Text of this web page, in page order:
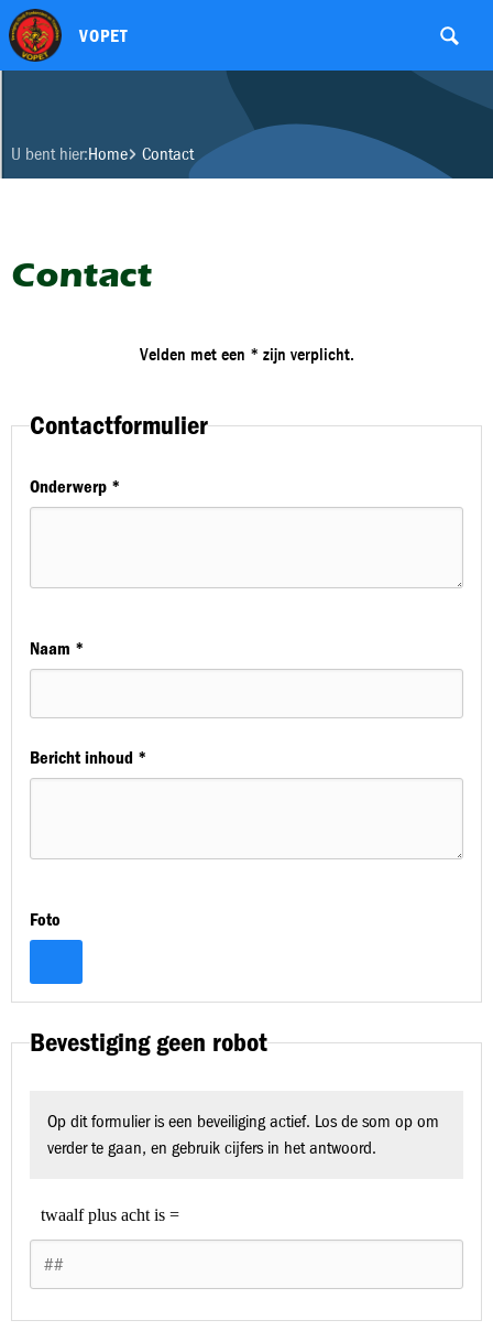
VOPET
U bent hier:Home Contact
Contact
Velden met een * zijn verplicht.
Contactformulier
Onderwerp *
Naam *
Bericht inhoud *
Foto
Bevestiging geen robot
Op dit formulier is een beveiliging actief. Los de som op om
verder te gaan, en gebruik cijfers in het antwoord.